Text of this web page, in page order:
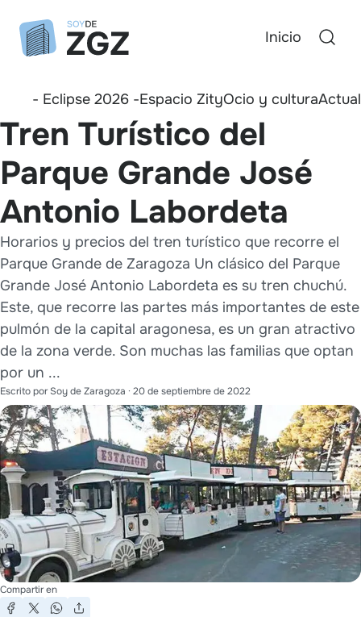
Inicio
- Eclipse 2026 -Espacio ZityOcio y cultura
Tren Turístico del
Parque Grande José
Antonio Labordeta
Horarios y precios del tren turístico que recorre el
Parque Grande de Zaragoza Un clásico del Parque
Grande José Antonio Labordeta es su tren chuchú.
Este, que recorre las partes más importantes de este
pulmón de la capital aragonesa, es un gran atractivo
de la zona verde. Son muchas las familias que optan
por un ...
Escrito porSoy de Zaragoza · 20 de septiembre de 2022
Compartir en